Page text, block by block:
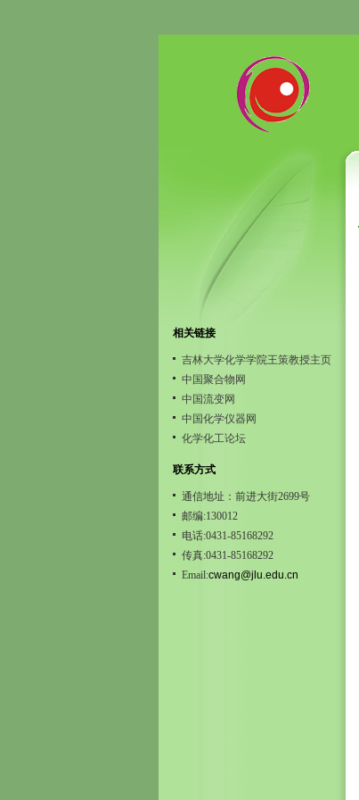
相关链接
吉林大学化学学院王策教授主页
中国聚合物网
中国流变网
中国化学仪器网
化学化工论坛
联系方式
通信地址：前进大街2699号
邮编:130012
电话:0431-85168292
传真:0431-85168292
Email:cwang@jlu.edu.cn